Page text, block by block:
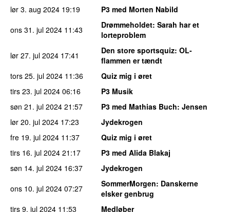
lør 3. aug 2024 19:19
P3 med Morten Nabild
ons 31. jul 2024 11:43 Drømmeholdet: Sarah har et
lorteproblem
lør 27. jul 2024 17:41 Den store sportsquiz: OL-
flammen er tændt
tors 25. jul 2024 11:36
Quiz mig i øret
tirs 23. jul 2024 06:16
P3 Musik
søn 21. jul 2024 21:57 P3 med Mathias Buch: Jensen
lør 20. jul 2024 17:23
Jydekrogen
fre 19. jul 2024 11:37
Quiz mig i øret
tirs 16. jul 2024 21:17
P3 med Alida Blakaj
søn 14. jul 2024 16:37
Jydekrogen
ons 10. jul 2024 07:27 SommerMorgen: Danskerne
elsker genbrug
tirs 9. jul 2024 11:53
Medløber